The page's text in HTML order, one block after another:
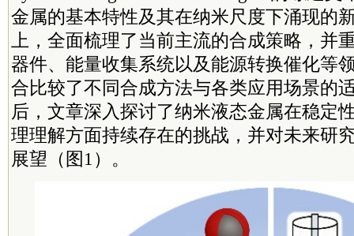
金属的基本特性及其在纳米尺度下涌现的
上，全面梳理了当前主流的合成策略，并
器件、能量收集系统以及能源转换催化等
合比较了不同合成方法与各类应用场景的
后，文章深入探讨了纳米液态金属在稳定
理理解方面持续存在的挑战，并对未来研
展望（图1）。